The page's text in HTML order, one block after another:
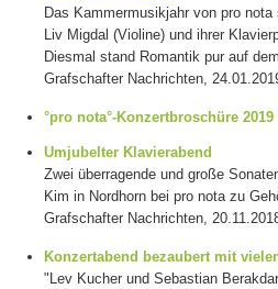
Das Kammermusikjahr von pro
Liv Migdal (Violine) und ihrer
Diesmal stand Romantik pur auf
Grafschafter Nachrichten,
°pro nota°-Konzertbroschüre 2019
Umjubelter Klavierabend
Zwei überragende und große
Kim in Nordhorn bei pro nota zu
Grafschafter Nachrichten,
Konzertabend bezaubert mit
"Lev Kucher und Sebastian